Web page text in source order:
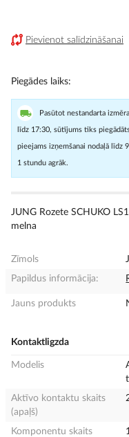
Pievienot salīdzināšanai
Piegādes laiks
Pasūtot nestandarta
līdz 17:30, sūtījums tiks
pieejams izņemšanai nodaļā līdz
1 stundu agrāk.
JUNG Rozete SCHUKO
melna
Zīmols
Papildus informācija:
Jauns produkts
Kontaktligzda
Modelis
Aktīvo kontaktu skaits
(apaļš)
Komponentu skaits
1